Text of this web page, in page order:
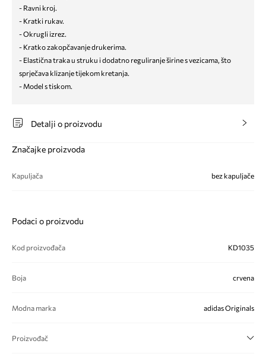
- Ravni kroj.
- Kratki rukav.
- Okrugli izrez.
- Kratko zakopčavanje drukerima.
- Elastična traka u struku i dodatno reguliranje širine s vezicama, što
sprječava klizanje tijekom kretanja.
- Model s tiskom.
Detalji o proizvodu
Značajke proizvoda
Kapuljača bez kapuljače
Podaci o proizvodu
Kod proizvođača KD1035
Boja crvena
Modna marka adidas Originals
Proizvođač